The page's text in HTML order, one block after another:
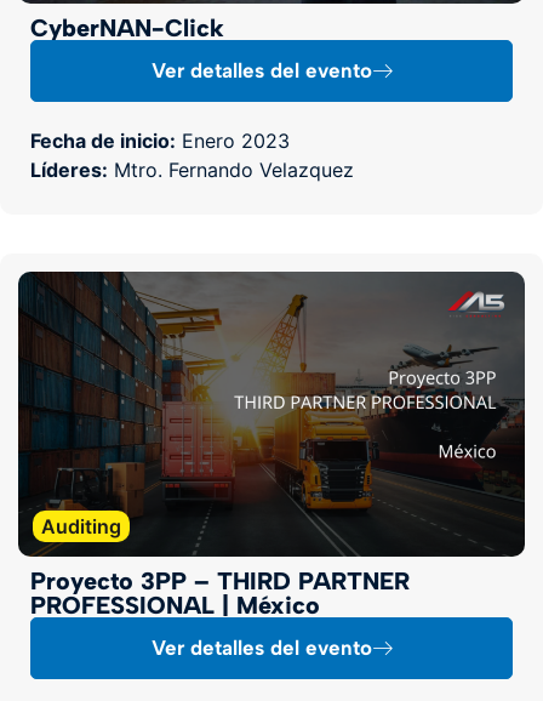
CyberNAN-Click
Ver detalles del evento
Fecha de inicio: Enero 2023
Líderes: Mtro. Fernando Velazquez
Auditing
Proyecto 3PP – THIRD PARTNER
PROFESSIONAL | México
Ver detalles del evento